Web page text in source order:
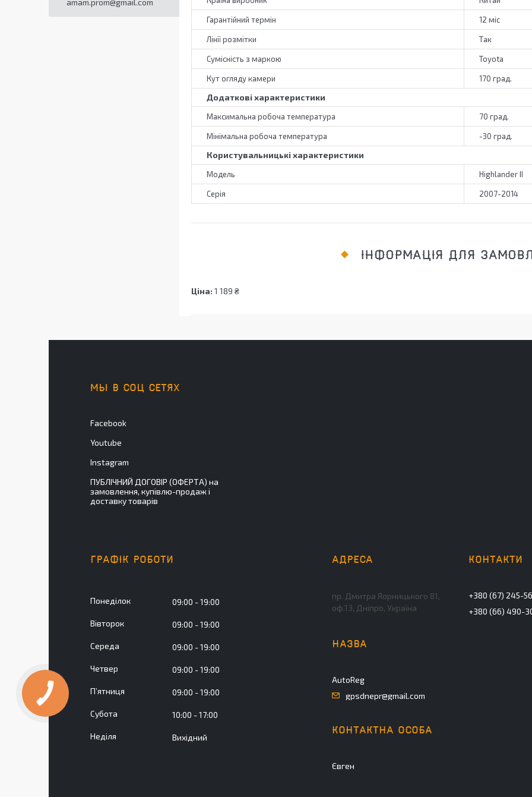
Гарантійний термін 12 міс
Лінії розмітки Так
Сумісність з маркою Toyota
Кут огляду камери 170 град.
Додаткові характеристики
Максимальна робоча температура 70 град.
Мінімальна робоча температура -30 град.
Користувальницькі характеристики
Мoдель Highlander II
Серія 2007-2014
ІНФОРМАЦІЯ ДЛЯ
Ціна: 1 189 ₴
amam.prom@gmail.com
МЫ В СОЦ СЕТЯХ
Facebook
Youtube
Instagram
ПУБЛІЧНИЙ ДОГОВІР (ОФЕРТА) на
замовлення, купівлю-продаж і
доставку товарів
ГРАФІК РОБОТИ
Понеділок 09:00 19:00
Вівторок 09:00 19:00
Середа 09:00 19:00
Четвер 09:00 19:00
Пʼятниця 09:00 19:00
Субота 10:00 17:00
Неділя Вихідний
пр. Дмитра Яорницького 81,
оф.13, Дніпро, Україна
AutoReg
gpsdnepr@gmail.com
Євген
+380 (67) 245-
+380 (66) 490-